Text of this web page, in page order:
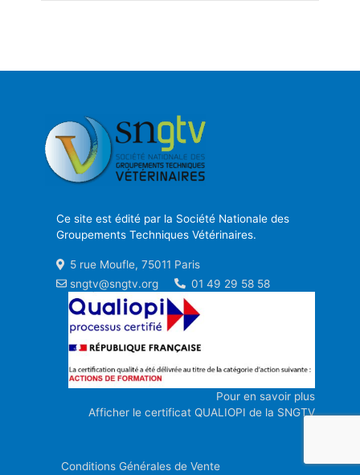
Ce site est édité par la Société Nationale des
Groupements Techniques Vétérinaires.
5 rue Moufle, 75011 Paris
sngtv@sngtv.org
01 49 29 58 58
Pour en savoir plus
Afficher le certificat QUALIOPI de la SNGTV
Conditions Générales de Vente